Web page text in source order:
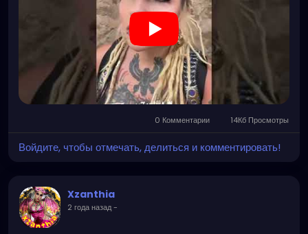
https://youtube.com/shorts/uTevb5Me114?
0 Комментарии 14Кб Просмотры
Войдите, чтобы отмечать, делиться и комментировать!
Xzanthia
2 года назад-